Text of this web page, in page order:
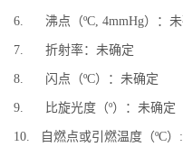
6. 沸点（ºC, 4mmHg）：未
7. 折射率：未确定
8. 闪点（ºC）：未确定
9. 比旋光度（º）：未确定
10. 自燃点或引燃温度（ºC）